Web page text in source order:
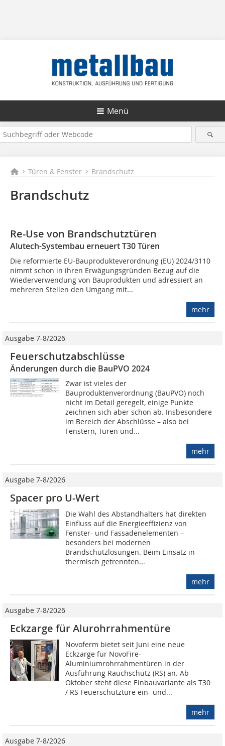
Menü
Türen & Fenster Brandschutz
Brandschutz
Re-Use von Brandschutztüren
Alutech-Systembau erneuert T30 Türen
Die reformierte EU-Bauprodukteverordnung (EU) 2024/3110
nimmt schon in ihren Erwägungsgründen Bezug auf die
Wiederverwendung von Bauprodukten und adressiert an
mehreren Stellen den Umgang mit...
mehr
Ausgabe 7-8/2026
Feuerschutzabschlüsse
Änderungen durch die BauPVO 2024
Zwar ist vieles der
Bauproduktenverordnung (BauPVO) noch
nicht im Detail geregelt, einige Punkte
zeichnen sich aber schon ab. Insbesondere
im Bereich der Abschlüsse – also bei
Fenstern, Türen und...
mehr
Ausgabe 7-8/2026
Spacer pro U-Wert
Die Wahl des Abstandhalters hat direkten
Einfluss auf die Energieeffizienz von
Fenster- und Fassadenelementen –
besonders bei modernen
Brandschutzlösungen. Beim Einsatz in
thermisch getrennten...
mehr
Ausgabe 7-8/2026
Eckzarge für Alurohrrahmentüre
Novoferm bietet seit Juni eine neue
Eckzarge für NovoFire-
Aluminiumrohrrahmentüren in der
Ausführung Rauchschutz (RS) an. Ab
Oktober steht diese Einbauvariante als T30
/ RS Feuerschutztüre ein- und...
mehr
Ausgabe 7-8/2026